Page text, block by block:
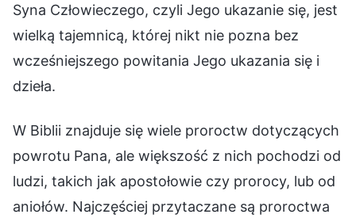
Syna Człowieczego, czyli Jego ukazanie się, jest
wielką tajemnicą, której nikt nie pozna bez
wcześniejszego powitania Jego ukazania się i
dzieła.
W Biblii znajduje się wiele proroctw dotyczących
powrotu Pana, ale większość z nich pochodzi od
ludzi, takich jak apostołowie czy prorocy, lub od
aniołów. Najczęściej przytaczane są proroctwa